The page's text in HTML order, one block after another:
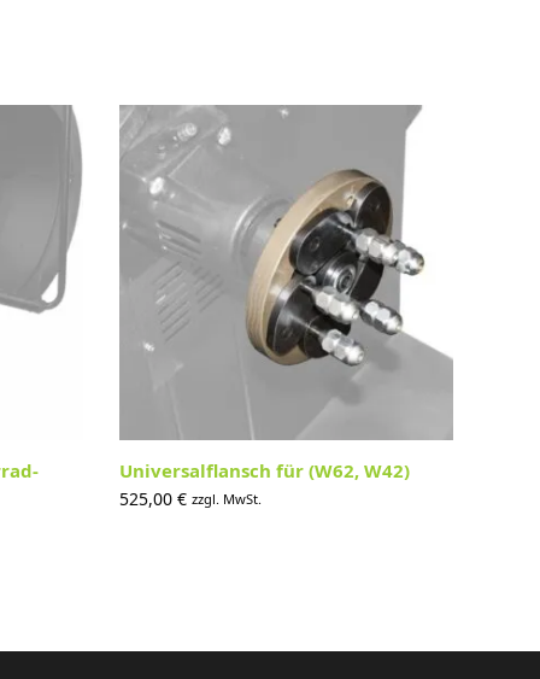
Universalflansch für (W62, W42)
525,00 € zzgl. MwSt.